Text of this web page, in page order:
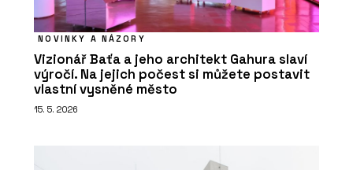
NOVINKY A NÁZORY
Vizionář Baťa a jeho architekt Gahura slaví
výročí. Na jejich počest si můžete postavit
vlastní vysněné město
15. 5. 2026